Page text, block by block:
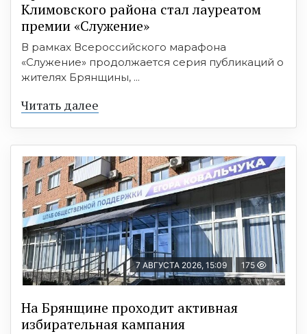
Климовского района стал лауреатом
премии «Служение»
В рамках Всероссийского марафона
«Служение» продолжается серия публикаций о
жителях Брянщины, ...
Читать далее
7 АВГУСТА 2026, 15:09 175
На Брянщине проходит активная
избирательная кампания